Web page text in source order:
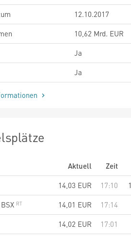
12.10.2017
10,62 Mrd. EUR
Ja
Ja
Aktuell
Zeit
14,03 EUR 17:10
14,01 EUR
17:14
14,02 EUR
17:01